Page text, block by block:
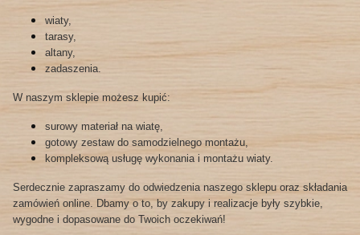
wiaty,
tarasy,
altany,
zadaszenia.
W naszym sklepie możesz kupić:
surowy materiał na wiatę,
gotowy zestaw do samodzielnego montażu,
kompleksową usługę wykonania i montażu wiaty.
Serdecznie zapraszamy do odwiedzenia naszego sklepu oraz składania
zamówień online. Dbamy o to, by zakupy i realizacje były szybkie,
wygodne i dopasowane do Twoich oczekiwań!